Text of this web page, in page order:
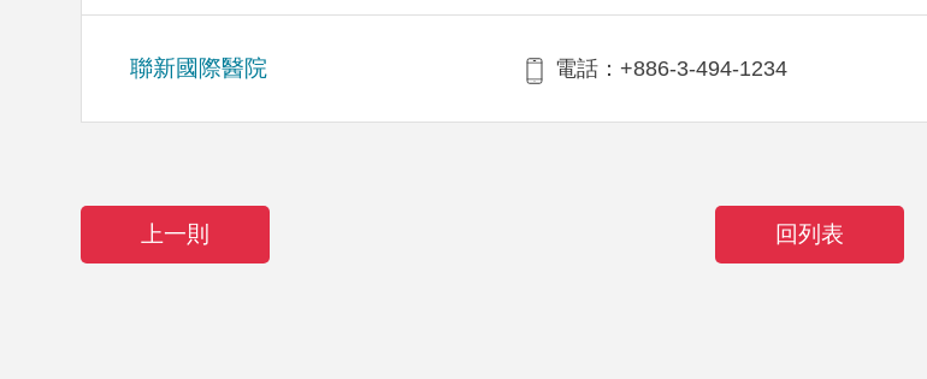
聯新國際醫院 電話：+886-3-494-1234
上一則 回列表